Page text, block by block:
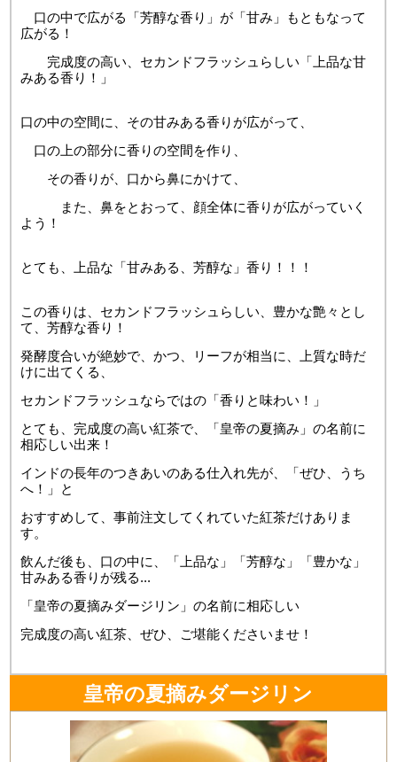
口の中で広がる「芳醇な香り」が「甘み」もともなって
広がる！
完成度の高い、セカンドフラッシュらしい「上品な甘
みある香り！」
口の中の空間に、その甘みある香りが広がって、
口の上の部分に香りの空間を作り、
その香りが、口から鼻にかけて、
また、鼻をとおって、顔全体に香りが広がっていく
よう！
とても、上品な「甘みある、芳醇な」香り！！！
この香りは、セカンドフラッシュらしい、豊かな艶々とし
て、芳醇な香り！
発酵度合いが絶妙で、かつ、リーフが相当に、上質な時だ
けに出てくる、
セカンドフラッシュならではの「香りと味わい！」
とても、完成度の高い紅茶で、「皇帝の夏摘み」の名前に
相応しい出来！
インドの長年のつきあいのある仕入れ先が、「ぜひ、うち
へ！」と
おすすめして、事前注文してくれていた紅茶だけありま
す。
飲んだ後も、口の中に、「上品な」「芳醇な」「豊かな」
甘みある香りが残る...
「皇帝の夏摘みダージリン」の名前に相応しい
完成度の高い紅茶、ぜひ、ご堪能くださいませ！
皇帝の夏摘みダージリン